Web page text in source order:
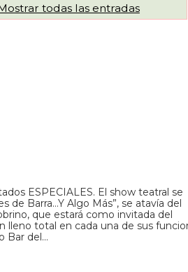
todas las entradas
ESPECIALES. El show teatral se
de Barra…Y Algo Más”, se atavía del
que estará como invitada del
lleno total en cada una de sus
Bar del…